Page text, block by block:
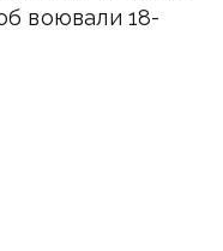
воювали 18-